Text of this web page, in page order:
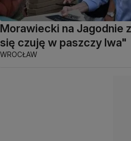
Morawiecki na Jagodnie
się czuję w paszczy lwa"
WROCŁAW